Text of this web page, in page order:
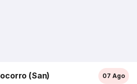
(San) 07 Ago